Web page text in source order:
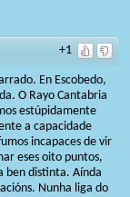
+1
En Escobedo,
O Rayo Cantabria
estúpidamente
a capacidade
incapaces de vir
eses oito puntos,
ben distinta. Aínda
Nunha liga do